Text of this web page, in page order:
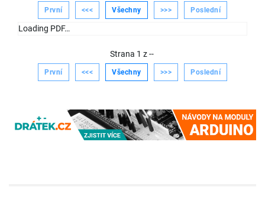
První <<< Všechny >>> Poslední
Loading PDF…
Strana 1 z--
První <<< Všechny >>> Poslední